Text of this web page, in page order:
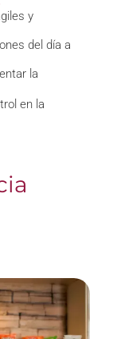
y
del día a
la
en la